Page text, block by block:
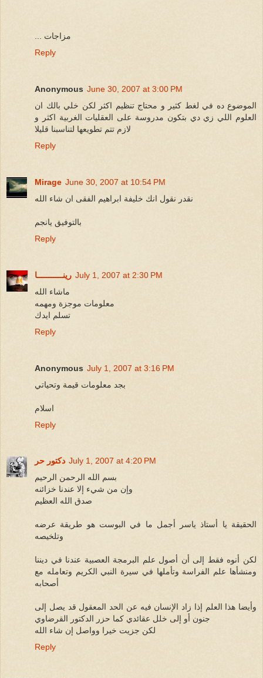
... مزاجات
Reply
Anonymous June 30, 2007 at 3:00 PM
الموضوع ده في لغط كثير و محتاج تنظيم اكثر لكن خلي بالك ان
العلوم اللي زي دي بتكون مدروسة على العقليات الغربية اكثر و
لازم تتم تطويعها لتناسبنا قليلا
Reply
Mirage June 30, 2007 at 10:54 PM
نقدر نقول انك خليفة ابراهيم الفقى ان شاء الله
بالتوفيق يانجم
Reply
رينـــــــــــا July 1, 2007 at 2:30 PM
ماشاء الله
معلومات موجزة ومهمه
تسلم ايدك
Reply
Anonymous July 1, 2007 at 3:16 PM
بجد معلومات قيمة وتحياتي
اسلام
Reply
دكتور حر July 1, 2007 at 4:20 PM
بسم الله الرحمن الرحيم
وإن من شيء إلا عندنا خزائنه
صدق الله العظيم
الحقيقة يا أستاذ ياسر أجمل ما في البوست هو طريقة عرضه
وتلخيصه
لكن أنوه فقط إلى أن أصول علم البرمجة العصبية عندنا في ديننا
ومنشأها علم الفراسة وتأملها في سيرة النبي الكريم وتعامله مع
أصحابه
وأيضا هذا العلم إذا زاد الإنسان فيه عن الحد المعقول قد يصل إلى
جنون أو إلى خلل عقائدي كما حزر الدكتور القرضاوي
لكن جزيت خيرا وواصل إن شاء الله
Reply